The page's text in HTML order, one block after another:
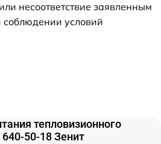
несоответствие заявленным
условий
тепловизионного
50-18 Зенит